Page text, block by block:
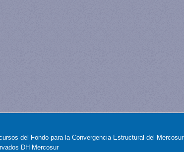
del Fondo para la Convergencia Estructural del Mercosur
DH Mercosur